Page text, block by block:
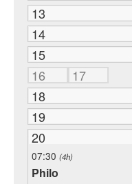
13
14
15
16
17
18
19
20
07:30 (4h)
Philo